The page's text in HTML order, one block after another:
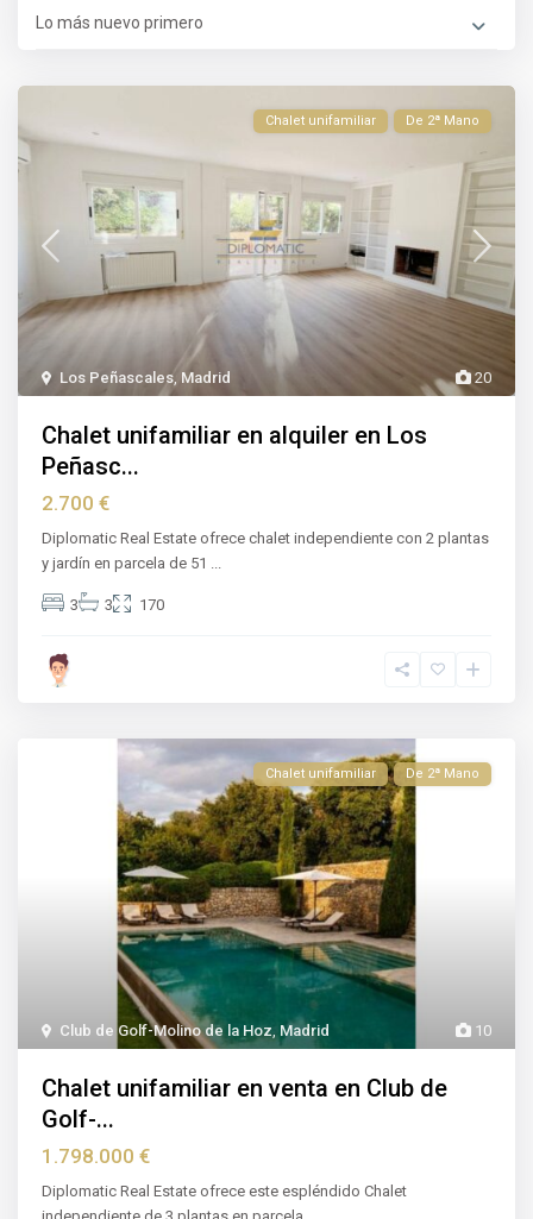
Lo más nuevo primero
20
Los Peñascales, Madrid
Chalet unifamiliar De 2ª Mano
Chalet unifamiliar en alquiler en Los
Peñasc...
2.700 €
Diplomatic Real Estate ofrece chalet independiente con 2 plantas
y jardín en parcela de 51 ...
3 3 170
10
Club de Golf-Molino de la Hoz, Madrid
Chalet unifamiliar De 2ª Mano
Chalet unifamiliar en venta en Club de
Golf-...
1.798.000 €
Diplomatic Real Estate ofrece este espléndido Chalet